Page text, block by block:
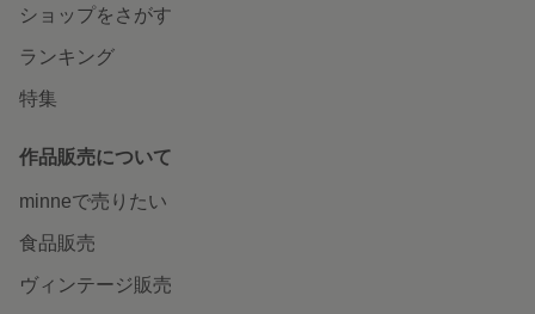
ショップをさがす
ランキング
特集
作品販売について
minneで売りたい
食品販売
ヴィンテージ販売